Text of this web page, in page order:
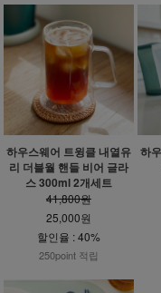
하우스웨어 트윙클 내열유
리 더블월 핸들 비어 글라
스 300ml 2개세트
41,800원
25,000원
할인율 : 40%
250point 적립
하